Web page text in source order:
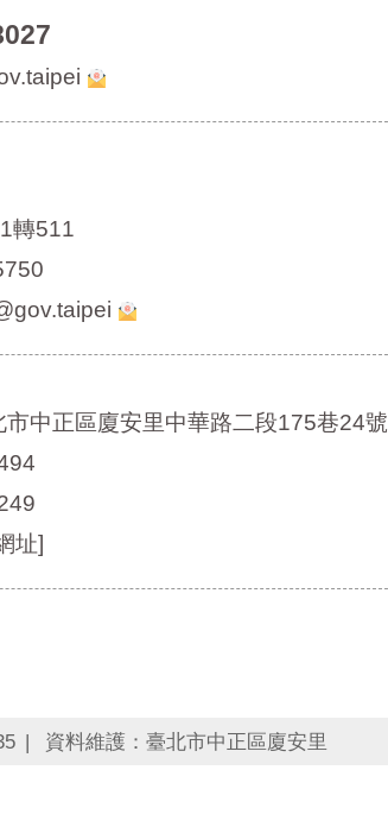
轉511
中正區廈安里中華路二段175巷24號
址]
資料維護：臺北市中正區廈安里